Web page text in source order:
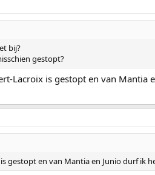
bij?
gestopt?
Lacroix is gestopt en van Mantia
gestopt en van Mantia en Junio durf ik